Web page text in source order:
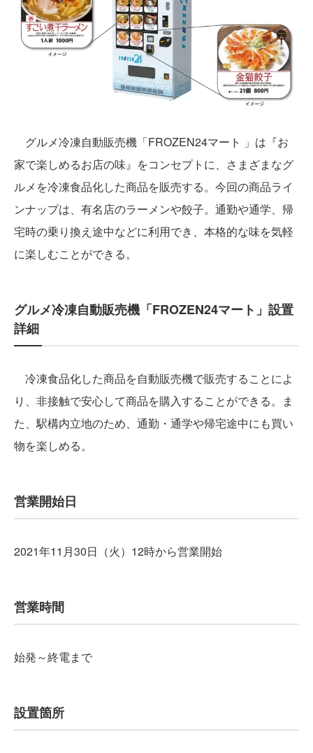
グルメ冷凍自動販売機「FROZEN24マート 」は『お
家で楽しめるお店の味』をコンセプトに、さまざまなグ
ルメを冷凍食品化した商品を販売する。今回の商品ライ
ンナップは、有名店のラーメンや餃子。通勤や通学、帰
宅時の乗り換え途中などに利用でき、本格的な味を気軽
に楽しむことができる。
グルメ冷凍自動販売機「FROZEN24マート」設置
詳細
冷凍食品化した商品を自動販売機で販売することによ
り、非接触で安心して商品を購入することができる。ま
た、駅構内立地のため、通勤・通学や帰宅途中にも買い
物を楽しめる。
営業開始日
2021年11月30日（火）12時から営業開始
営業時間
始発～終電まで
設置箇所